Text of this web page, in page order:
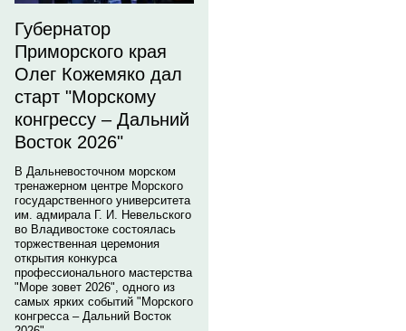
Губернатор
Приморского края
Олег Кожемяко дал
старт "Морскому
конгрессу – Дальний
Восток 2026"
В Дальневосточном морском
тренажерном центре Морского
государственного университета
им. адмирала Г. И. Невельского
во Владивостоке состоялась
торжественная церемония
открытия конкурса
профессионального мастерства
"Море зовет 2026", одного из
самых ярких событий "Морского
конгресса – Дальний Восток